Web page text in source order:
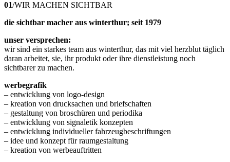
01/WIR MACHEN SICHTBAR
die sichtbar macher aus winterthur; seit 1979
unser versprechen:
wir sind ein starkes team aus winterthur, das mit viel herzblut täglich
daran arbeitet, sie, ihr produkt oder ihre dienstleistung noch
sichtbarer zu machen.
werbegrafik
– entwicklung von logo-design
– kreation von drucksachen und briefschaften
– gestaltung von broschüren und periodika
– entwicklung von signaletik konzepten
– entwicklung individueller fahrzeugbeschriftungen
– idee und konzept für raumgestaltung
– kreation von werbeauftritten